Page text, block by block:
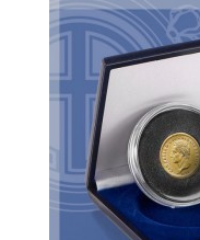
base